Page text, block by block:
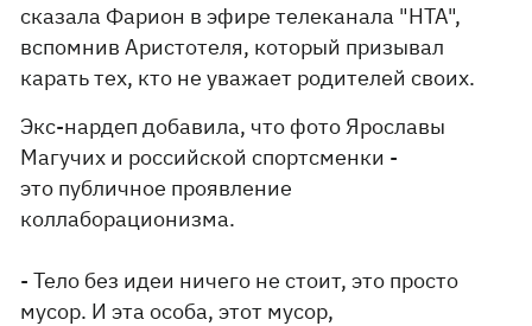
сказала Фарион в эфире телеканала "НТА",
вспомнив Аристотеля, который призывал
карать тех, кто не уважает родителей своих.
Экс-нардеп добавила, что фото Ярославы
Магучих и российской спортсменки -
это публичное проявление
коллаборационизма.
- Тело без идеи ничего не стоит, это просто
мусор. И эта особа, этот мусор,